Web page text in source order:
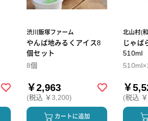
渋川飯塚ファーム
やんば地みるくアイス8
個セット
8個
￥2,963
(税込 ￥3,200)
カートに追加
北山村(
じゃば
510ml
￥
(税込